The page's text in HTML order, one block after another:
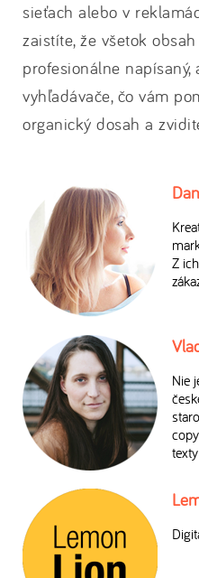
sieťach alebo v
zaistíte, že všetok
profesionálne
vyhľadávače, čo vám
organický dosah a
Z
Nie